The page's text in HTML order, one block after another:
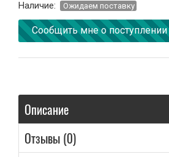
Зеркала
Сувениры
Наличие: Oжидаем поставку
Сообщить мне о поступлении
Описание
Отзывы (0)